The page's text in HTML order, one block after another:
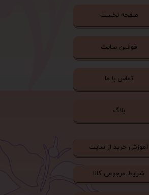
صفحه نخست
قوانین سایت
تماس با ما
بلاگ
آموزش خرید از سایت
شرایط مرجوعی کالا